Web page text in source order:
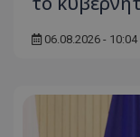
06.08.2026 - 10:04